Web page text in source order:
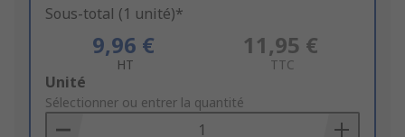
Sous-total (1 unité)*
9,96 €
HT
11,95 €
TTC
Add
to
Basket
Unité
Sélectionner ou entrer la quantité